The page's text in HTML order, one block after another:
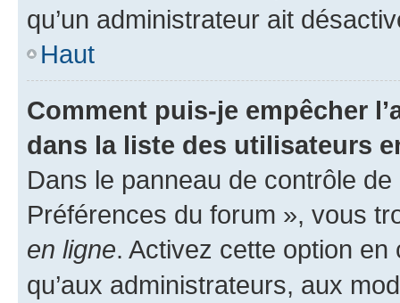
qu’un administrateur ait
Haut
Comment puis-je empêcher
dans la liste des utilisateurs
Dans le panneau de contrôle
Préférences du forum », vous
en ligne. Activez cette option
qu’aux administrateurs, aux